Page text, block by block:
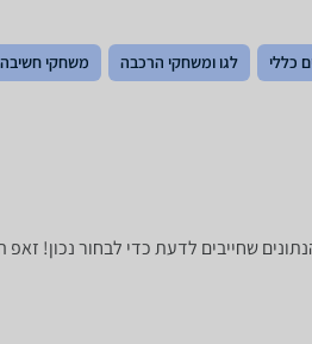
כללי לגו ומשחקי הרכבה משחקי חשיבה